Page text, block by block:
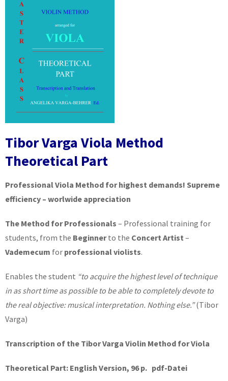
Tibor Varga Viola Method
Theoretical Part
Professional Viola Method for highest demands! Supreme
efficiency – worlwide appreciation
The Method for Professionals – Professional training for
students, from the Beginnerto the Concert Artist –
Vademecum for professional violists.
Enables the student “to acquire the highest level of technique
in as short time as possible to be able to completely devote to
the real objective: musical interpretation. Nothing else.”(Tibor
Varga)
Transcription of the Tibor Varga Violin Method for Viola
Theoretical Part: English Version, 96 p. pdf-Datei